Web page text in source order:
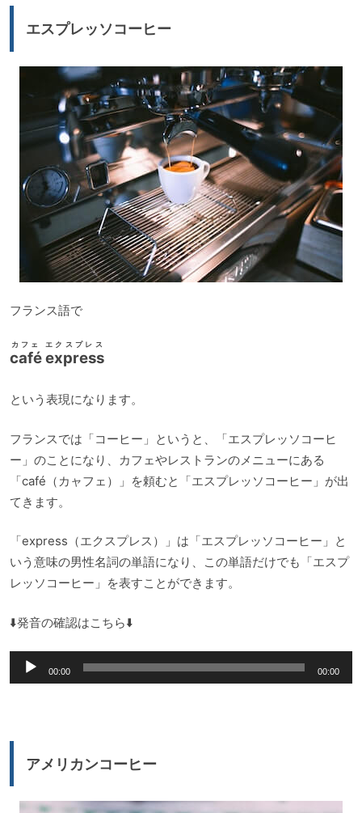
エスプレッソコーヒー
フランス語で
café express
カフェ エクスプレス
という表現になります。
フランスでは「コーヒー」というと、「エスプレッソコーヒ
ー」のことになり、カフェやレストランのメニューにある
「café（カャフェ）」を頼むと「エスプレッソコーヒー」が出
てきます。
「express（エクスプレス）」は「エスプレッソコーヒー」と
いう意味の男性名詞の単語になり、この単語だけでも「エスプ
レッソコーヒー」を表すことができます。
⬇️発音の確認はこちら⬇️
声
ー
00:00 00:00
アメリカンコーヒー